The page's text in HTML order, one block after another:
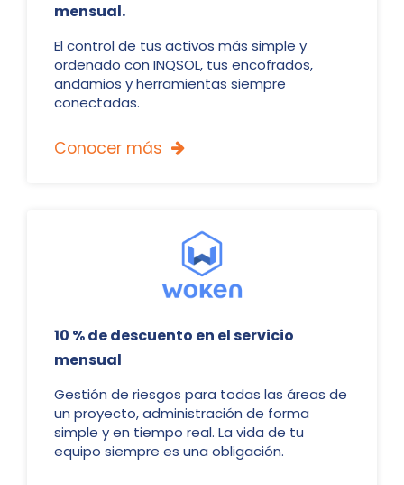
mensual.
El control de tus activos más simple y
ordenado con INQSOL, tus encofrados,
andamios y herramientas siempre
conectadas.
Conocer más 
10 % de descuento en el servicio
mensual
Gestión de riesgos para todas las áreas de
un proyecto, administración de forma
simple y en tiempo real. La vida de tu
equipo siempre es una obligación.